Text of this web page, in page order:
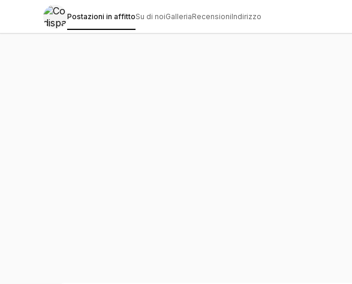
Postazioni in affittoSu di noiGalleriaRecensioniIndirizzo